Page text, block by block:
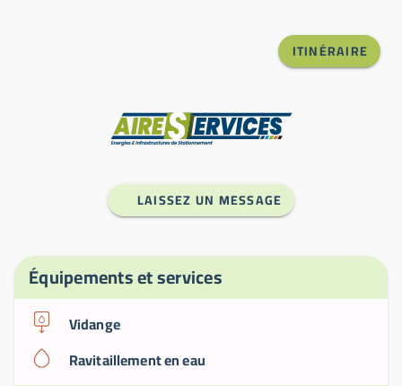
ITINÉRAIRE
LAISSEZ UN MESSAGE
Équipements et services
Vidange
Ravitaillement en eau